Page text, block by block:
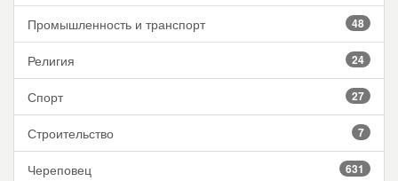
Промышленность и транспорт 48
Религия 24
Спорт 27
Строительство 7
Череповец 631